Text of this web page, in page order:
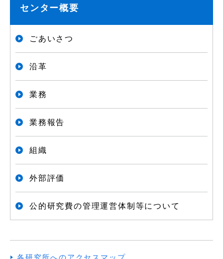
センター概要
ごあいさつ
沿革
業務
業務報告
組織
外部評価
公的研究費の管理運営体制等について